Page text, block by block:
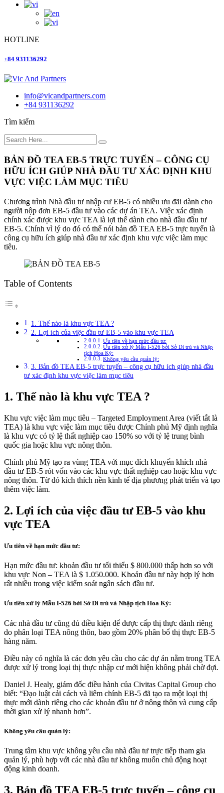
HOTLINE
+84 931136292
info@vicandpartners.com
+84 931136292
Tìm kiếm
BẢN ĐỒ TEA EB-5 TRỰC TUYẾN – CÔNG CỤ
HỮU ÍCH GIÚP NHÀ ĐẦU TƯ XÁC ĐỊNH KHU
VỰC VIỆC LÀM MỤC TIÊU
Chương trình Nhà đầu tư nhập cư EB-5 có nhiều ưu đãi dành cho
người nộp đơn EB-5 đầu tư vào các dự án TEA. Việc xác định
chính xác được khu vực TEA là lợi thế dành cho nhà đầu đầu tư
EB-5. Chính vì lý do đó có thể nói bản đồ TEA EB-5 trực tuyến là
công cụ hữu ích giúp nhà đầu tư xác định khu vực việc làm mục
tiêu.
Table of Contents
1. Thế nào là khu vực TEA ?
2. Lợi ích của việc đầu tư EB-5 vào khu vực TEA
Ưu tiên về hạn mức đầu tư:
Ưu tiên xử lý Mẫu I-526 bởi Sở Di trú và Nhập
tịch Hoa Kỳ:
Không yêu cầu quản lý:
3. Bản đồ TEA EB-5 trực tuyến – công cụ hữu ích giúp nhà đầu
tư xác định khu vực việc làm mục tiêu
1. Thế nào là khu vực TEA ?
Khu vực việc làm mục tiêu – Targeted Employment Area (viết tắt là
TEA) là khu vực việc làm mục tiêu được Chính phủ Mỹ định nghĩa
là khu vực có tỷ lệ thất nghiệp cao 150% so với tỷ lệ trung bình
quốc gia hoặc khu vực nông thôn.
Chính phủ Mỹ tạo ra vùng TEA với mục đích khuyến khích nhà
đầu tư EB-5 rót vốn vào các khu vực thất nghiệp cao hoặc khu vực
nông thôn. Từ đó kích thích nền kinh tế địa phương phát triển và tạo
thêm việc làm.
2. Lợi ích của việc đầu tư EB-5 vào khu
vực TEA
Ưu tiên về hạn mức đầu tư:
Hạn mức đầu tư: khoản đầu tư tối thiểu $ 800.000 thấp hơn so với
khu vực Non – TEA là $ 1.050.000. Khoản đầu tư này hợp lý hơn
rất nhiều trong việc kiểm soát ngân sách đầu tư.
Ưu tiên xử lý Mẫu I-526 bởi Sở Di trú và Nhập tịch Hoa Kỳ:
Các nhà đầu tư cũng đủ điều kiện để được cấp thị thực dành riêng
do phân loại TEA nông thôn, bao gồm 20% phân bổ thị thực EB-5
hàng năm.
Điều này có nghĩa là các đơn yêu cầu cho các dự án nằm trong TEA
được xử lý trong loại thị thực nhập cư mới hiện không phải chờ đợi.
Daniel J. Healy, giám đốc điều hành của Civitas Capital Group cho
biết: “Đạo luật cải cách và liêm chính EB-5 đã tạo ra một loại thị
thực mới dành riêng cho các khoản đầu tư ở nông thôn và cung cấp
thời gian xử lý nhanh hơn”.
Không yêu cầu quản lý:
Trung tâm khu vực không yêu cầu nhà đầu tư trực tiếp tham gia
quản lý, phù hợp với các nhà đầu tư không muốn chủ động hoạt
động kinh doanh.
3. Bản đồ TEA EB-5 trực tuyến – công cụ